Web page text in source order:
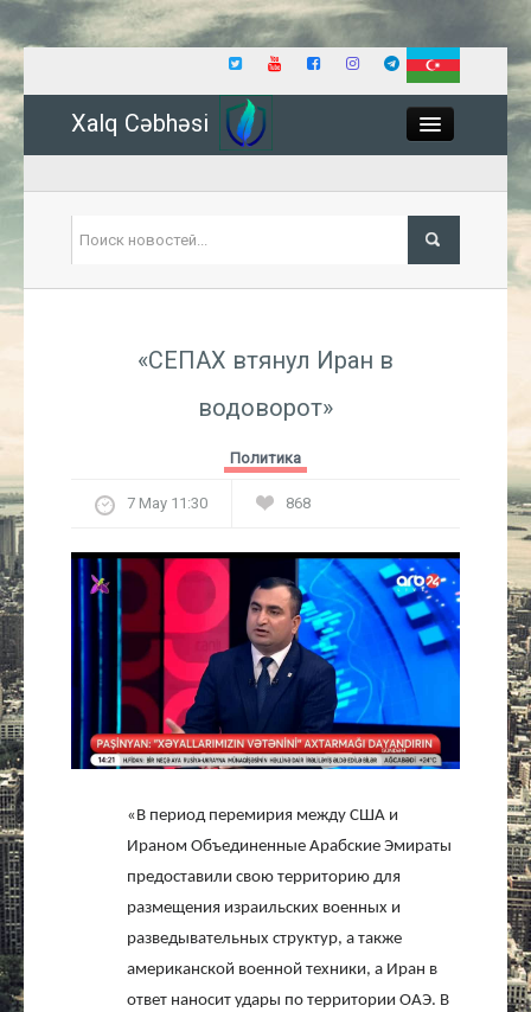
Xalq Cəbhəsi
Экономика
Культура
Интервью
Виды спорта
Проект
«СЕПАХ втянул Иран в
водоворот»
Политика
7 May 11:30 868
«В период перемирия между США и
Ираном Объединенные Арабские Эмираты
предоставили свою территорию для
размещения израильских военных и
разведывательных структур, а также
американской военной техники, а Иран в
ответ наносит удары по территории ОАЭ. В